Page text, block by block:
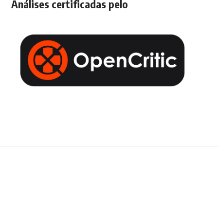
Análises certificadas pelo